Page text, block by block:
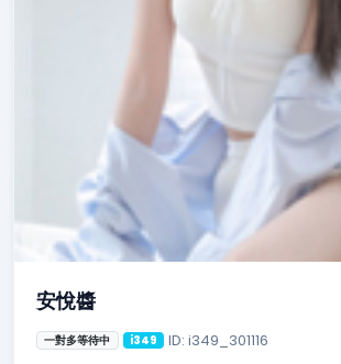
安悅醬
一對多等待中 i349 ID: i349_301116